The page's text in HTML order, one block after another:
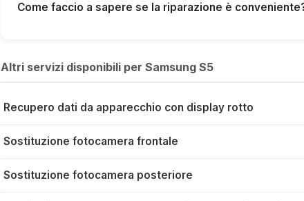
Come faccio a sapere se la riparazione è
Altri servizi disponibili per Samsung S5
Recupero dati da apparecchio con display rotto
Sostituzione fotocamera frontale
Sostituzione fotocamera posteriore